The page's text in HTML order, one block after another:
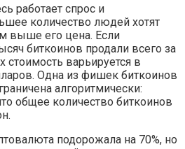
работает спрос и
количество людей хотят
выше его цена. Если
биткоинов продали всего за
стоимость варьируется в
Одна из фишек биткоинов
алгоритмически:
общее количество биткоинов
подорожала на 70%, но